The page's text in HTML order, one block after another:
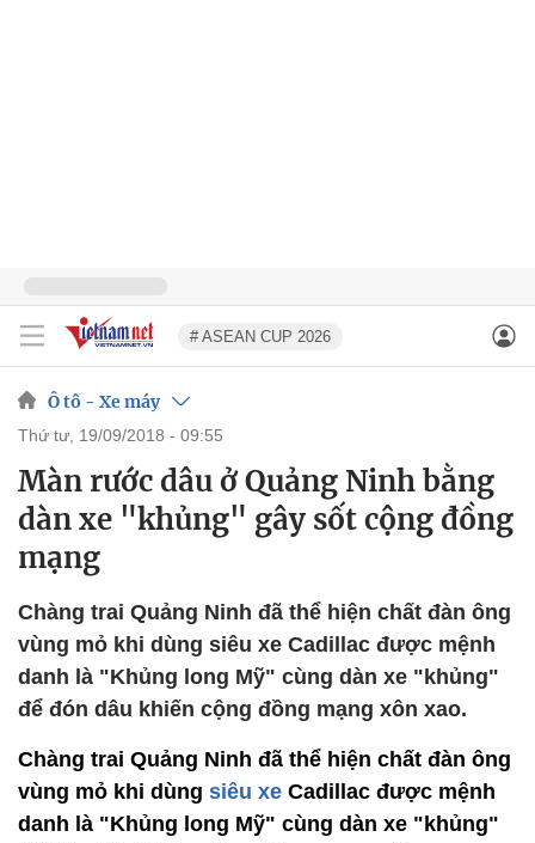
# ASEAN CUP 2026
Ô tô - Xe máy
thứ tư, 19/09/2018 - 09:55
Màn rước dâu ở Quảng Ninh bằng
dàn xe "khủng" gây sốt cộng đồng
mạng
Chàng trai Quảng Ninh đã thể hiện chất đàn ông
vùng mỏ khi dùng siêu xe Cadillac được mệnh
danh là "Khủng long Mỹ" cùng dàn xe "khủng"
để đón dâu khiến cộng đồng mạng xôn xao.
Chàng trai Quảng Ninh đã thể hiện chất đàn ông
vùng mỏ khi dùng siêu xe Cadillac được mệnh
danh là "Khủng long Mỹ" cùng dàn xe "khủng"